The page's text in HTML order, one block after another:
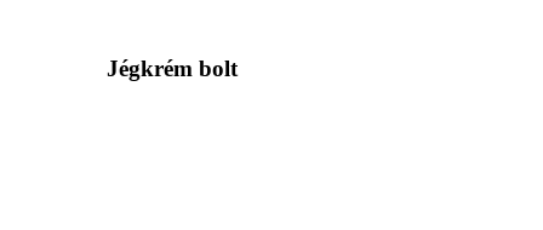
Jégkrém bolt